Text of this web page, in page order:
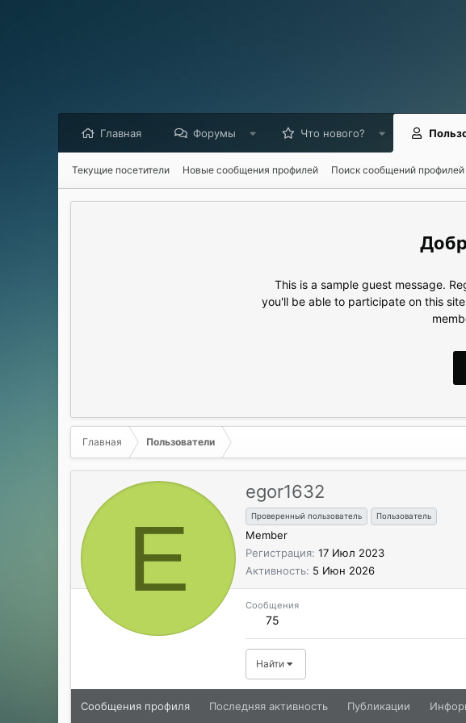
Главная Форумы Что нового?
Текущие посетители Новые сообщения профилей Поиск сообщений профилей
This is a sample guest message.
you'll be able to participate on this
Главная Пользователи
E
egor1632
Проверенный пользователь Пользователь
Member
Регистрация 17 Июл 2023
Активность 5 Июн 2026
Сообщения
75
Найти
Сообщения профиля Последняя активность Публикации